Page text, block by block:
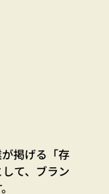
掲げる「存
て、ブラン